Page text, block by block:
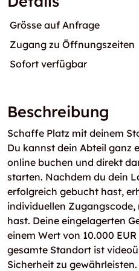
Grösse auf Anfrage
Zugang zu Öffnungszeiten
Sofort verfügbar
Beschreibung
Schaffe Platz mit deinem
Du kannst dein Abteil ganz
online buchen und direkt
starten. Nachdem du dein
erfolgreich gebucht hast,
individuellen
hast. Deine eingelagerten
einem Wert von 10.000
gesamte Standort ist
Sicherheit zu